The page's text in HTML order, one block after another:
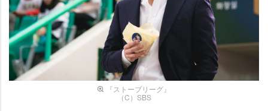
『ストーブリーグ』
（C）SBS